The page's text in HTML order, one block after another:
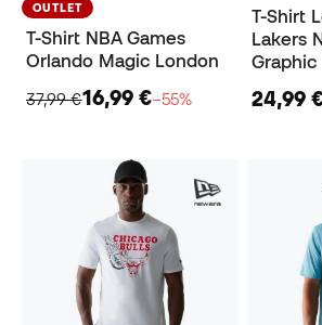
OUTLET
T-Shirt NBA Games
Orlando Magic London
37,99 €16,99 €−55%
T-Shirt
Lakers
Graphic
24,99